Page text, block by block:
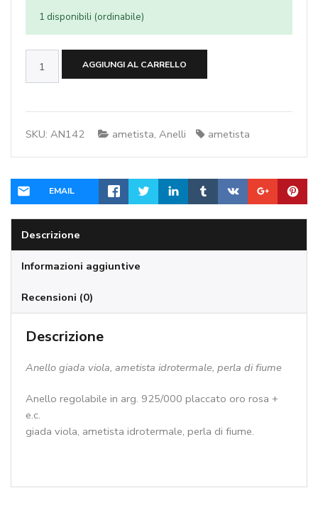
1 disponibili (ordinabile)
giada
perla
di
-
cod:AN142
quantità
AGGIUNGI AL CARRELLO
SKU: AN142 ametista, Anelli ametista
EMAIL
Descrizione
Informazioni aggiuntive
Recensioni (0)
Descrizione
Anello giada viola, ametista idrotermale, perla di fiume
Anello regolabile in arg. 925/000 placcato oro rosa +
e.c.
giada viola, ametista idrotermale, perla di fiume.